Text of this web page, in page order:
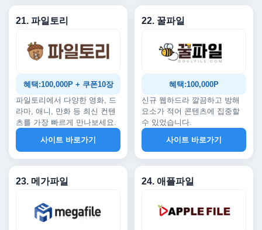
21. 파일토리
혜택:100,000P + 쿠폰10장
파일토리에서 다양한 영화, 드
라마, 애니, 만화 등 최신 컨텐
츠를 가장 빠르게 만나보세요.
사이트 바로가기
22. 꿀파일
혜택:100,000P
신규 웹하드라 깔끔하고 방해
요소가 적어 콘텐츠에 집중할
수 있었습니다.
사이트 바로가기
23. 메가파일 24. 애플파일